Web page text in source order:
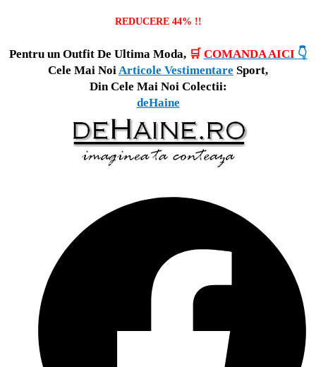
REDUCERE 44% !!
Pentru un Outfit De Ultima Moda, 🛒 COMANDA AICI 👇
Cele Mai NoiArticole Vestimentare Sport,
Din Cele Mai Noi Colectii:
deHaine
window